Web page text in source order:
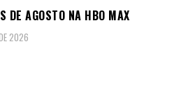
DE AGOSTO NA HBO MAX
2026